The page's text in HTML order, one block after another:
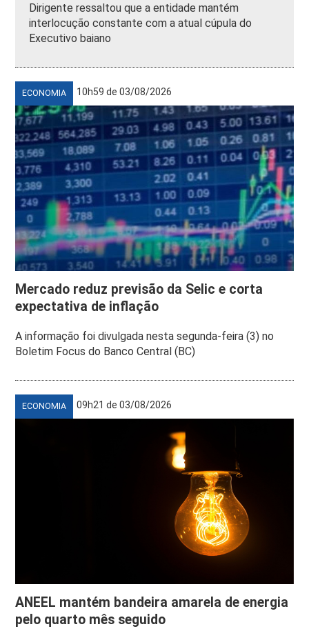
Dirigente ressaltou que a entidade mantém
interlocução constante com a atual cúpula do
Executivo baiano
ECONOMIA 10h59 de 03/08/2026
Mercado reduz previsão da Selic e corta
expectativa de inflação
A informação foi divulgada nesta segunda-feira (3) no
Boletim Focus do Banco Central (BC)
ECONOMIA 09h21 de 03/08/2026
ANEEL mantém bandeira amarela de energia
pelo quarto mês seguido